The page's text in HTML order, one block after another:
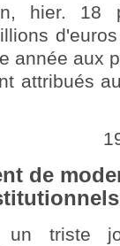
hier. 18
année aux
attribués
de
un triste